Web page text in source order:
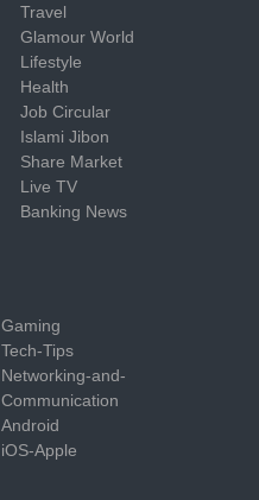
Travel
Glamour World
Lifestyle
Health
Job Circular
Islami Jibon
Share Market
Live TV
Banking News
Gaming
Tech-Tips
Networking-and-
Communication
Android
iOS-Apple